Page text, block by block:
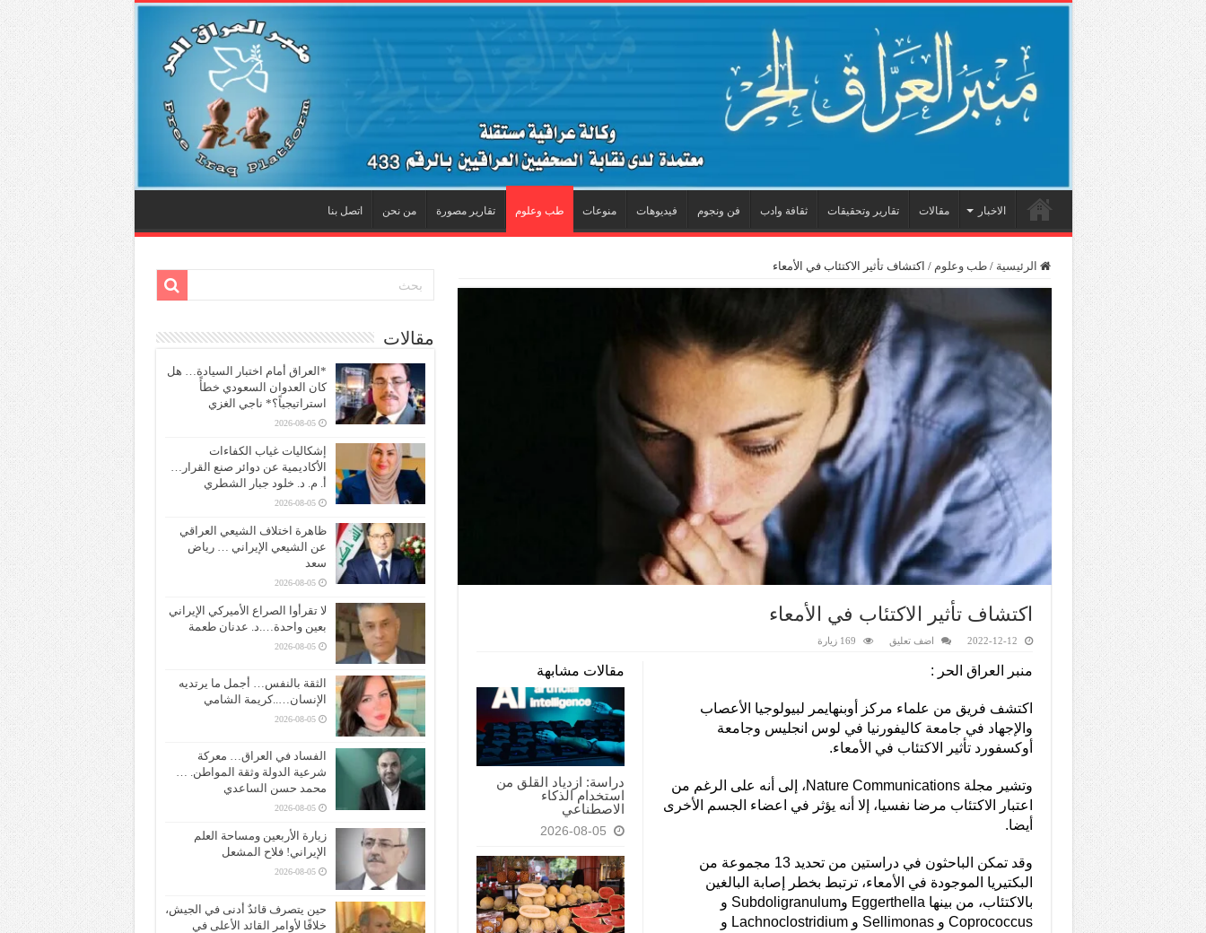
الاخبار مقالات تقارير وتحقيقات ثقافة وادب فن ونجوم فيديوهات منوعات طب وعلوم تقارير مصورة من نحن اتصل بنا
الرئيسية / طب وعلوم / اكتشاف تأثير الاكتئاب في الأمعاء
اكتشاف تأثير الاكتئاب في الأمعاء
2022-12-12 اضف تعليق 169 زيارة
مقالات مشابهة
دراسة: ازدياد القلق من
استخدام الذكاء
الاصطناعي
2026-08-05
منبر العراق الحر :
اكتشف فريق من علماء مركز أوبنهايمر لبيولوجيا الأعصاب
والإجهاد في جامعة كاليفورنيا في لوس انجليس وجامعة
أوكسفورد تأثير الاكتئاب في الأمعاء.
وتشير مجلة Nature Communications، إلى أنه على الرغم من
اعتبار الاكتئاب مرضا نفسيا، إلا أنه يؤثر في اعضاء الجسم الأخرى
أيضا.
وقد تمكن الباحثون في دراستين من تحديد 13 مجموعة من
البكتيريا الموجودة في الأمعاء، ترتبط بخطر إصابة البالغين
بالاكتئاب، من بينها Eggerthella وSubdoligranulum و
Coprococcus و Sellimonas و Lachnoclostridium و
مقالات
*العراق أمام اختبار السيادة… هل
كان العدوان السعودي خطأً
استراتيجياً؟* ناجي الغزي
2026-08-05
إشكاليات غياب الكفاءات
الأكاديمية عن دوائر صنع القرار…
أ. م. د. خلود جبار الشطري
2026-08-05
ظاهرة اختلاف الشيعي العراقي
عن الشيعي الإيراني … رياض
سعد
2026-08-05
لا تقرأوا الصراع الأميركي الإيراني
بعين واحدة….د. عدنان طعمة
2026-08-05
الثقة بالنفس… أجمل ما يرتديه
الإنسان…..كريمة الشامي
2026-08-05
الفساد في العراق… معركة
شرعية الدولة وثقة المواطن. …
محمد حسن الساعدي
2026-08-05
زيارة الأربعين ومساحة العلم
الإيراني! فلاح المشعل
2026-08-05
حين يتصرف قائدٌ أدنى في الجيش،
خلافًا لأوامر القائد الأعلى في